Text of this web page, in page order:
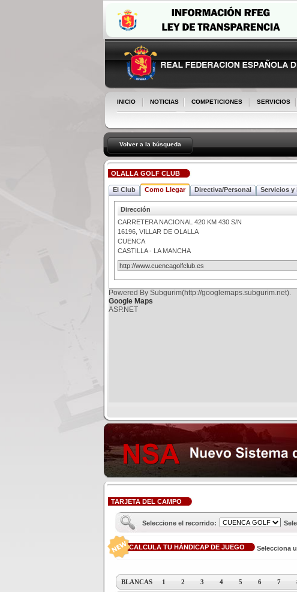
INICIO NOTICIAS COMPETICIONES SERVICIOS
Volver a la búsqueda
OLALLA GOLF CLUB
El Club Como Llegar Directiva/Personal Servicios y
Dirección
CARRETERA NACIONAL 420 KM 430 S/N
16196 VILLAR DE OLALLA
CUENCA
CASTILLA - LA MANCHA
http://www.cuencagolfclub.es
Powered By Subgurim(http://googlemaps.subgurim.net).
Google Maps
ASP.NET
TARJETA DEL CAMPO
Seleccione el recorrido:
CALCULA TU HÁNDICAP DE JUEGO Selecciona
BLANCAS 1 2 3 4 5 6 7